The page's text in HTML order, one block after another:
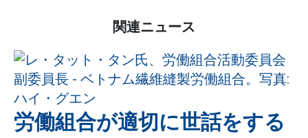
関連ニュース
労働組合が適切に世話をする